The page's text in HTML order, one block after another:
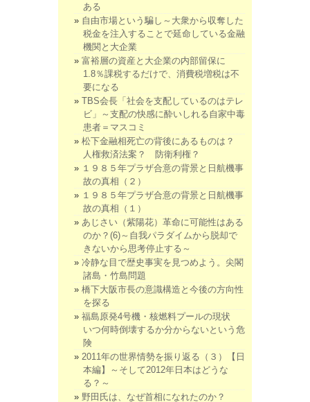
ある
自由市場という騙し～大衆から収奪した
税金を注入することで延命している金融
機関と大企業
富裕層の資産と大企業の内部留保に
1.8％課税するだけで、消費税増税は不
要になる
TBS会長「社会を支配しているのはテレ
ビ」～支配の快感に酔いしれる自家中毒
患者＝マスコミ
松下金融相死亡の背後にあるものは？
人権救済法案？ 防衛利権？
１９８５年プラザ合意の背景と日航機事
故の真相（２）
１９８５年プラザ合意の背景と日航機事
故の真相（１）
あじさい（紫陽花）革命に可能性はある
のか？(6)～自我パラダイムから脱却で
きないから思考停止する～
冷静な目で歴史事実を見つめよう。尖閣
諸島・竹島問題
橋下大阪市長の意識構造と今後の方向性
を探る
福島原発4号機・核燃料プールの現状
いつ何時倒壊するか分からないという危
険
2011年の世界情勢を振り返る（３）【日
本編】～そして2012年日本はどうな
る？～
野田氏は、なぜ首相になれたのか？